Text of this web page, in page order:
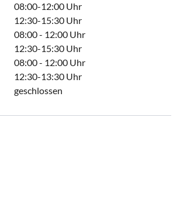
08:00-12:00 Uhr
12:30-15:30 Uhr
08:00 - 12:00 Uhr
12:30-15:30 Uhr
08:00 - 12:00 Uhr
12:30-13:30 Uhr
geschlossen